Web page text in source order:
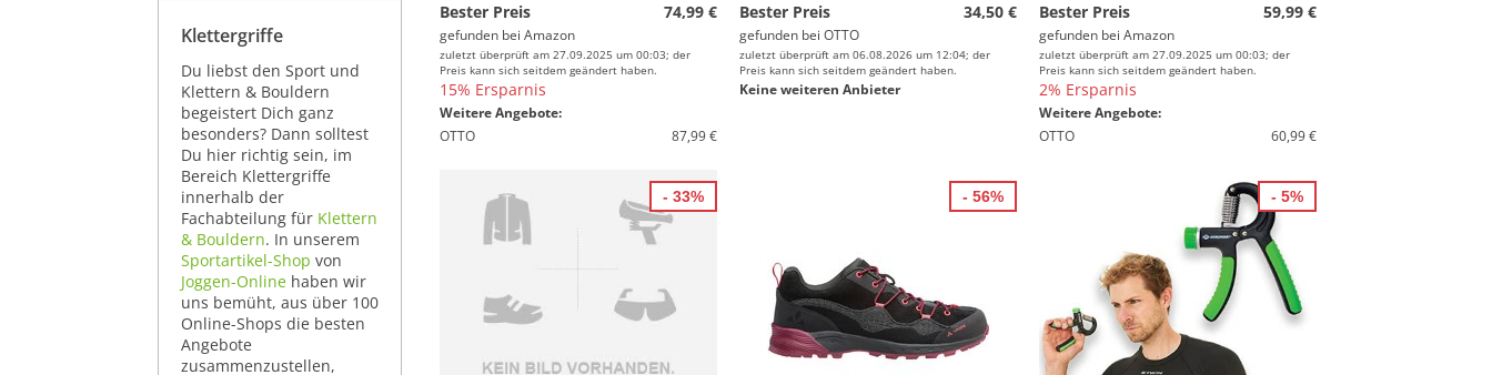
Klettergriffe
Du liebst den Sport und
Klettern & Bouldern
begeistert Dich ganz
besonders? Dann solltest
Du hier richtig sein, im
Bereich Klettergriffe
innerhalb der
Fachabteilung für Klettern
& Bouldern. In unserem
Sportartikel-Shop von
Joggen-Online haben wir
uns bemüht, aus über 100
Online-Shops die besten
Angebote
zusammenzustellen,
Bester Preis
74,99 €
gefunden bei Amazon
zuletzt überprüft am 27.09.2025 um 00:03; der
Preis kann sich seitdem geändert haben.
15% Ersparnis
Weitere Angebote:
OTTO
87,99 €
Bester Preis
34,50 €
gefunden bei OTTO
zuletzt überprüft am 06.08.2026 um 12:04; der
Preis kann sich seitdem geändert haben.
Keine weiteren Anbieter
Bester Preis
59,99 €
gefunden bei Amazon
zuletzt überprüft am 27.09.2025 um 00:03; der
Preis kann sich seitdem geändert haben.
2% Ersparnis
Weitere Angebote:
OTTO
60,99 €
- 33% - 56% - 5%